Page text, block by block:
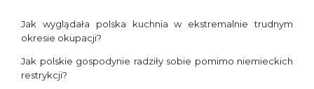
Jak wyglądała polska kuchnia w ekstremalnie trudnym
okresie okupacji?
Jak polskie gospodynie radziły sobie pomimo niemieckich
restrykcji?